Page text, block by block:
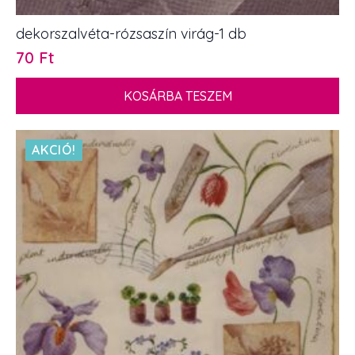
dekorszalvéta-rózsaszín virág-1 db
70 Ft
KOSÁRBA TESZEM
AKCIÓ!